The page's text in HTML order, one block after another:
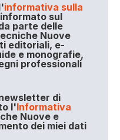
informativa sulla
sul
parte delle
Nuove
editoriali, e-
e monografie,
professionali
di
l'Informativa
Nuove e
dei miei dati